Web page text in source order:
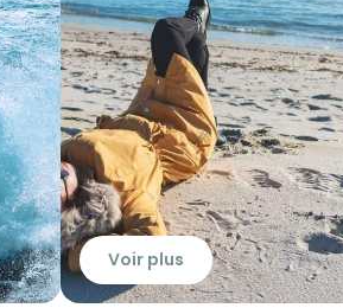
Voir plus